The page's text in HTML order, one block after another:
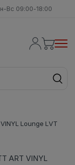
Вс 09:00-18:00
Lounge LVT